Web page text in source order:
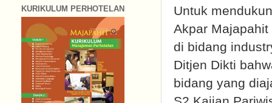
Untuk
Akpar
di bidang
Ditjen Dikti
bidang yang
KURIKULUM PERHOTELAN